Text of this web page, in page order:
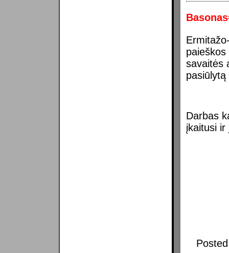
savaitės
Darbas
įkaitusi ir